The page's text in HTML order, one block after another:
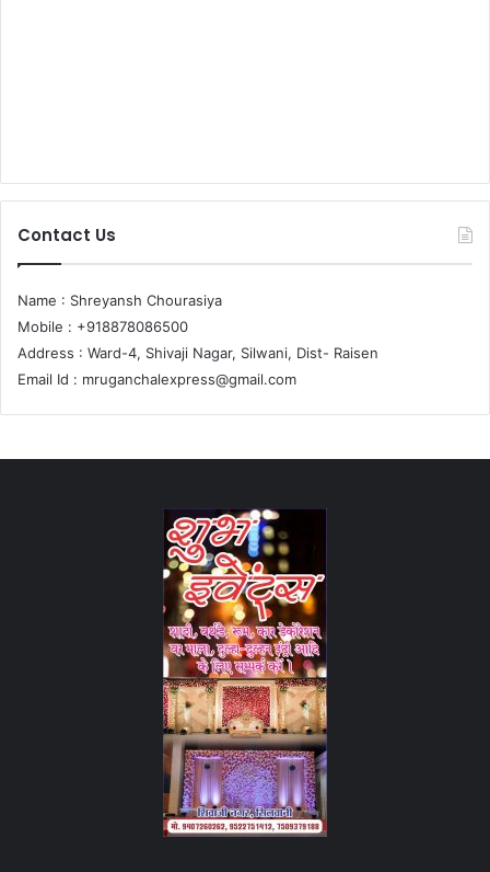
Contact Us
Name : Shreyansh Chourasiya
Mobile : +918878086500
Address : Ward-4, Shivaji Nagar, Silwani, Dist- Raisen
Email Id : mruganchalexpress@gmail.com